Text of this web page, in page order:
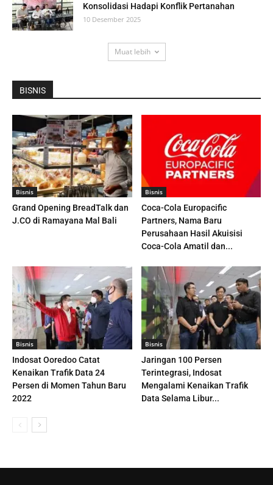
Konsolidasi Hadapi Konflik Pertanahan
10 Desember 2025
Muat lebih
BISNIS
Bisnis
Grand Opening BreadTalk dan
J.CO di Ramayana Mal Bali
Bisnis
Coca-Cola Europacific
Partners, Nama Baru
Perusahaan Hasil Akuisisi
Coca-Cola Amatil dan...
Bisnis
Indosat Ooredoo Catat
Kenaikan Trafik Data 24
Persen di Momen Tahun Baru
2022
Bisnis
Jaringan 100 Persen
Terintegrasi, Indosat
Mengalami Kenaikan Trafik
Data Selama Libur...